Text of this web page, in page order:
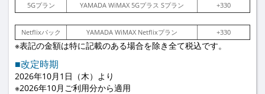
5Gプラン YAMADA WiMAX 5Gプラス Sプラン +330
Netflixパック YAMADA WiMAX Netflixプラン +330
※表記の金額は特に記載のある場合を除き全て税込です。
■改定時期
2026年10月1日（木）より
※2026年10月ご利用分から適用